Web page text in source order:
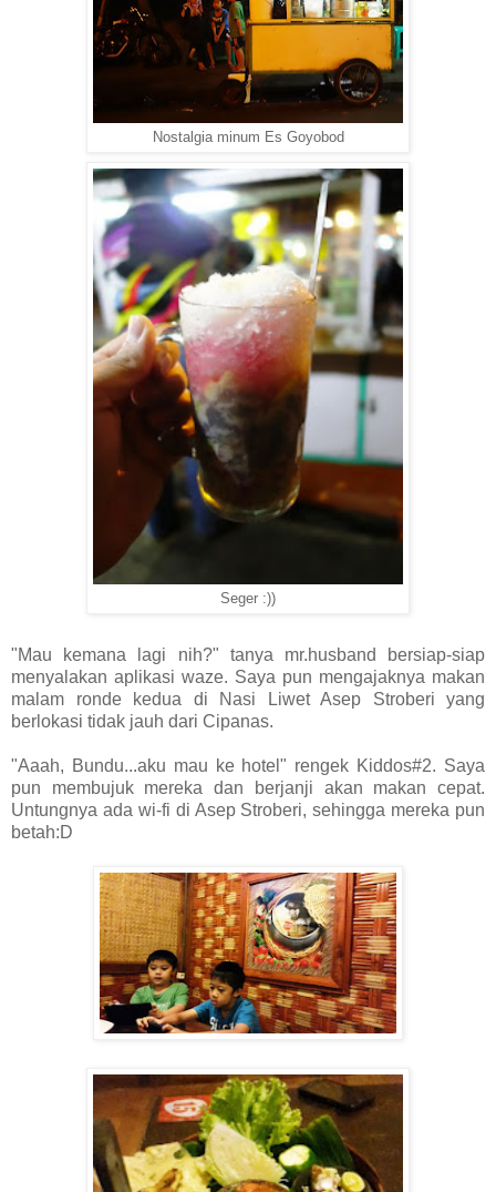
Nostalgia minum Es Goyobod
Seger :))
"Mau kemana lagi nih?" tanya mr.husband bersiap-siap
menyalakan aplikasi waze. Saya pun mengajaknya makan
malam ronde kedua di Nasi Liwet Asep Stroberi yang
berlokasi tidak jauh dari Cipanas.
"Aaah, Bundu...aku mau ke hotel" rengek Kiddos#2. Saya
pun membujuk mereka dan berjanji akan makan cepat.
Untungnya ada wi-fi di Asep Stroberi, sehingga mereka pun
betah:D